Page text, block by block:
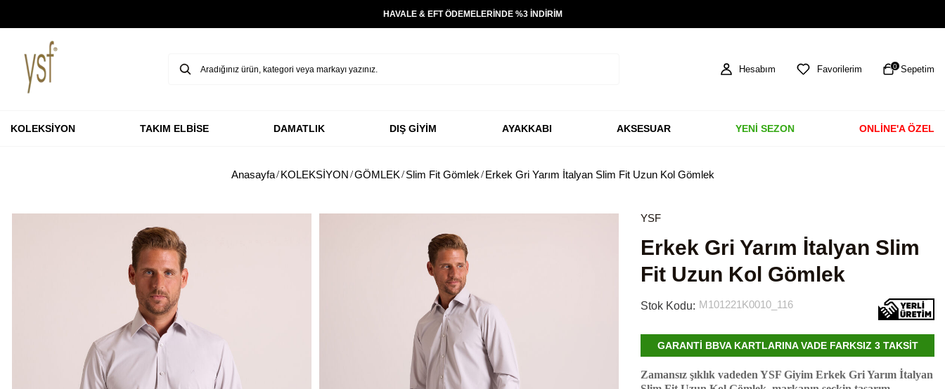
HAVALE & EFT ÖDEMELERİNDE %3 İNDİRİM
Hesabım Favorilerim 0 Sepetim
KOLEKSİYON TAKIM ELBİSE DAMATLIK DIŞ GİYİM AYAKKABI AKSESUAR YENİ SEZON ONLİNE'A ÖZEL
Anasayfa KOLEKSİYON GÖMLEK Slim Fit Gömlek Erkek Gri Yarım İtalyan Slim Fit Uzun Kol Gömlek
YSF
Erkek Gri Yarım İtalyan Slim
Fit Uzun Kol Gömlek
Stok Kodu: M101221K0010_116
GARANTİ BBVA KARTLARINA VADE FARKSIZ 3 TAKSİT
Zamansız şıklık vadeden YSF Giyim Erkek Gri Yarım İtalyan